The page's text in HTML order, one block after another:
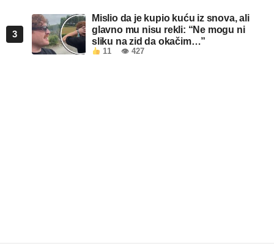
3
Mislio da je kupio kuću iz snova, ali
glavno mu nisu rekli: “Ne mogu ni
sliku na zid da okačim…”
11 👁 427